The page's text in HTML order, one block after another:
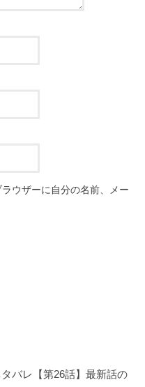
ウザーに自分の名前、メー
バレ【第26話】最新話の